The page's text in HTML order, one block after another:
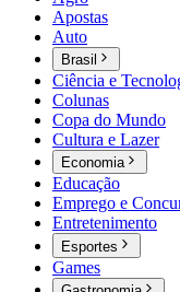
Apostas
Auto
Brasil
Ciência e
Colunas
Copa do Mundo
Cultura e Lazer
Economia
Educação
Emprego e
Entretenimento
Esportes
Games